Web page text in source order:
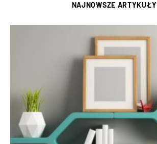
NAJNOWSZE ARTYKUŁY